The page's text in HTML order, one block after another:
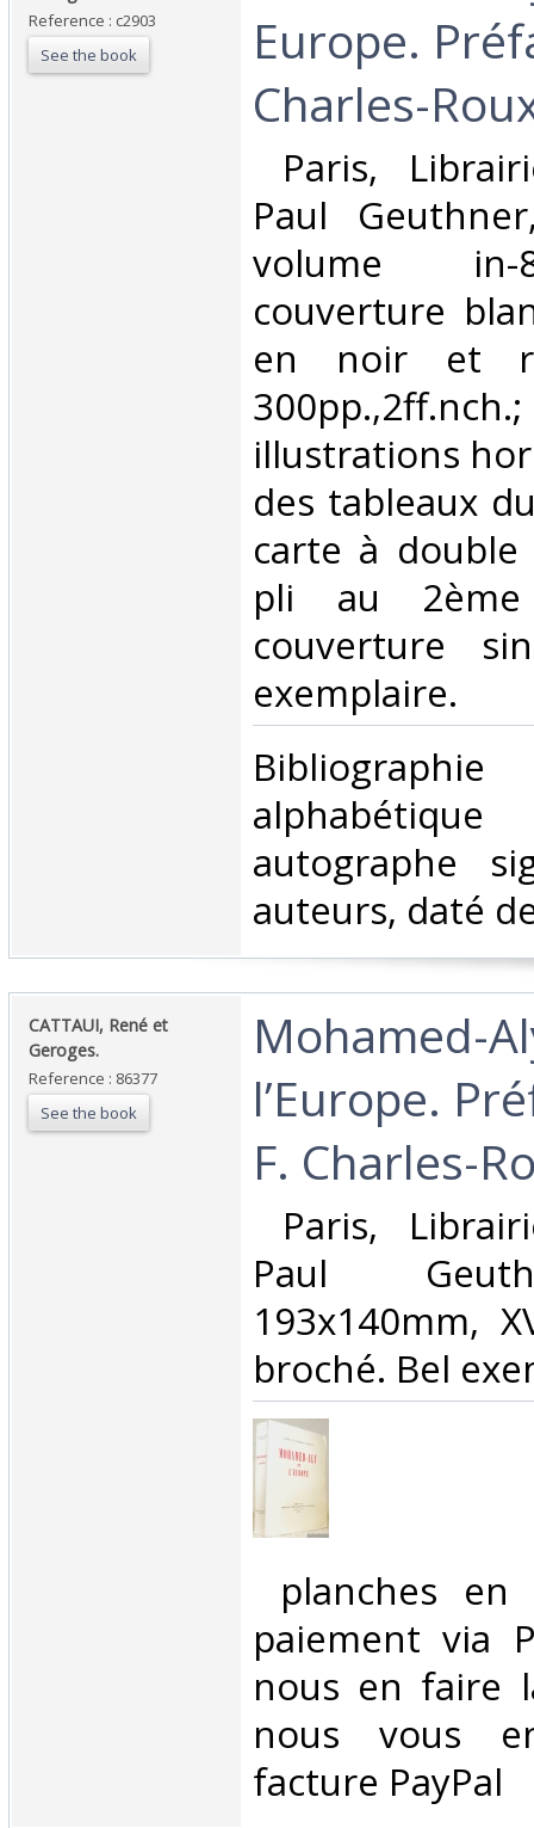
Reference : c2903
See the book
Europe.
Charles-
Paris,
Paul
volume in-
couverture
en noir et
illustrations
des tableaux
carte à double
pli au
couverture
exemplaire.‎
autographe
auteurs, daté
‎CATTAUI, René et
Geroges.‎
Reference : 86377
See the book
‎Mohamed-
l’Europe.
F. Charles-
Paris,
Paul
193x140mm,
broché. Bel
planches
paiement via
nous en faire
nous vous
facture PayPal‎